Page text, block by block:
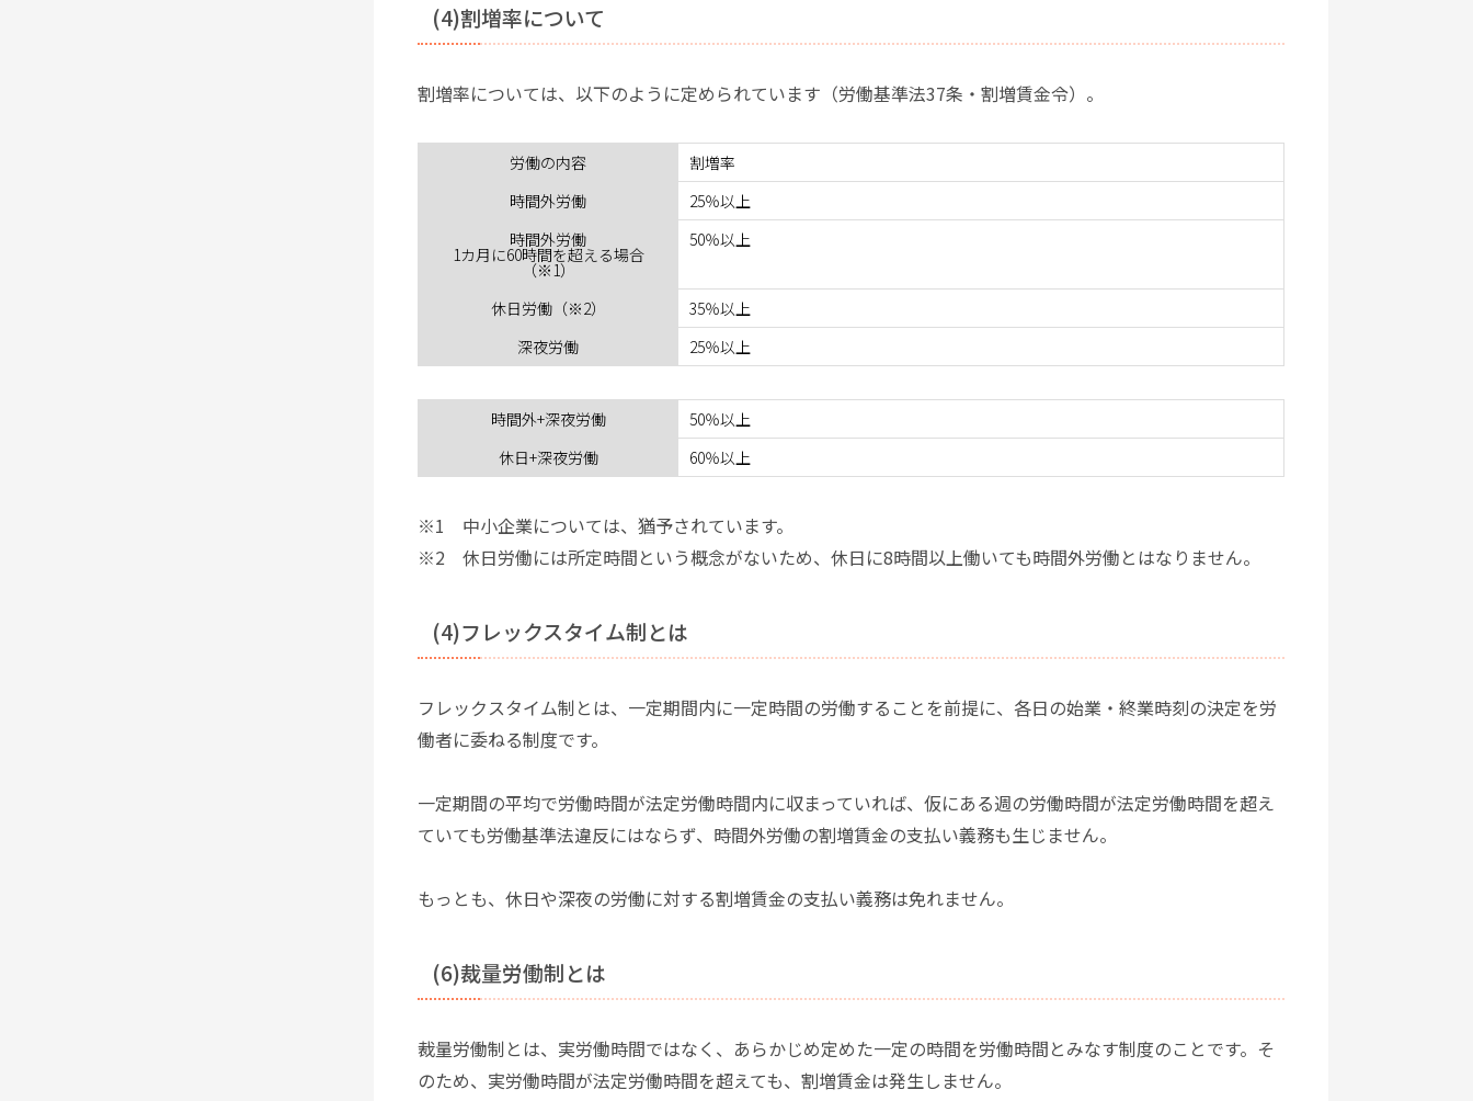
(4)割増率について
割増率については、以下のように定められています（労働基準法37条・割増賃金令）。
労働の内容
割増率
時間外労働
25％以上
時間外労働
1カ月に60時間を超える場合
（※1）
50％以上
休日労働（※2）
35％以上
深夜労働
25％以上
時間外+深夜労働
50％以上
休日+深夜労働
60％以上
※1 中小企業については、猶予されています。
※2 休日労働には所定時間という概念がないため、休日に8時間以上働いても時間外労働とはなりません。
(4)フレックスタイム制とは
フレックスタイム制とは、一定期間内に一定時間の労働することを前提に、各日の始業・終業時刻の決定を労
働者に委ねる制度です。
一定期間の平均で労働時間が法定労働時間内に収まっていれば、仮にある週の労働時間が法定労働時間を超え
ていても労働基準法違反にはならず、時間外労働の割増賃金の支払い義務も生じません。
もっとも、休日や深夜の労働に対する割増賃金の支払い義務は免れません。
(6)裁量労働制とは
裁量労働制とは、実労働時間ではなく、あらかじめ定めた一定の時間を労働時間とみなす制度のことです。そ
のため、実労働時間が法定労働時間を超えても、割増賃金は発生しません。